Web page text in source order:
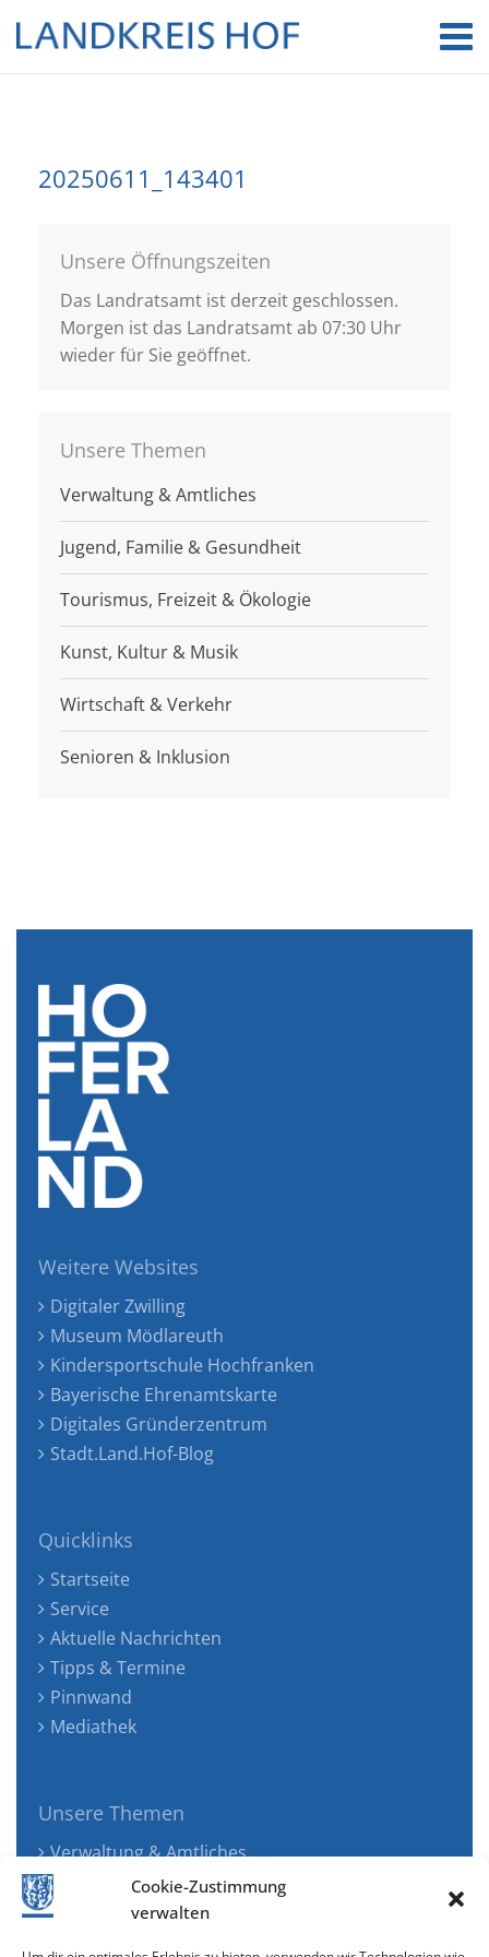
Cookie-Zustimmung
verwalten
20250611_143401
Unsere Öffnungszeiten
Das Landratsamt ist derzeit geschlossen.
Morgen ist das Landratsamt ab 07:30 Uhr
wieder für Sie geöffnet.
Unsere Themen
Verwaltung & Amtliches
Jugend, Familie & Gesundheit
Tourismus, Freizeit & Ökologie
Kunst, Kultur & Musik
Wirtschaft & Verkehr
Senioren & Inklusion
Weitere Websites
Digitaler Zwilling
Museum Mödlareuth
Kindersportschule Hochfranken
Bayerische Ehrenamtskarte
Digitales Gründerzentrum
Stadt.Land.Hof-Blog
Quicklinks
Startseite
Service
Aktuelle Nachrichten
Tipps & Termine
Pinnwand
Mediathek
Unsere Themen
Verwaltung & Amtliches
Jugend, Familie & Gesundheit
Tourismus, Freizeit & Ökologie